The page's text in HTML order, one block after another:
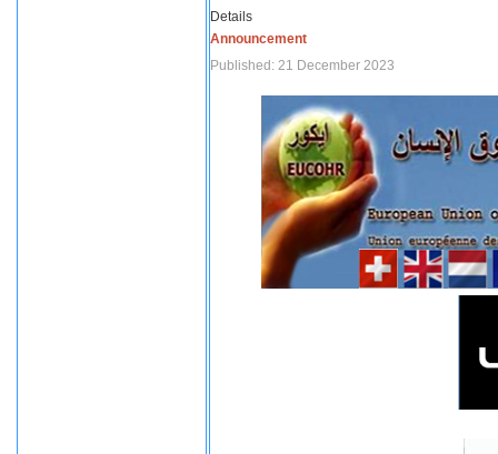
Details
Announcement
Published: 21 December 2023